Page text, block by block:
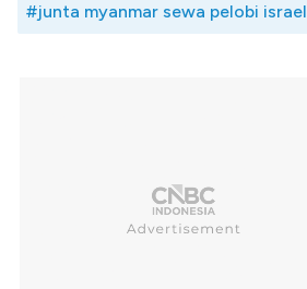
#junta myanmar sewa pelobi israel